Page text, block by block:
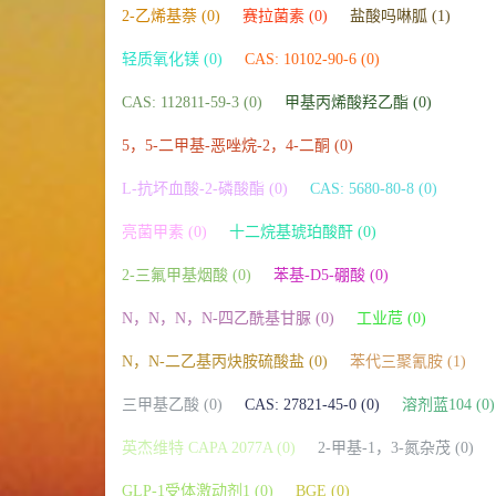
2-乙烯基萘 (0) 赛拉菌素 (0) 盐酸吗啉胍 (1)
轻质氧化镁 (0) CAS: 10102-90-6 (0)
CAS: 112811-59-3 (0) 甲基丙烯酸羟乙酯 (0)
5，5-二甲基-恶唑烷-2，4-二酮 (0)
L-抗坏血酸-2-磷酸酯 (0) CAS: 5680-80-8 (0)
亮菌甲素 (0) 十二烷基琥珀酸酐 (0)
2-三氟甲基烟酸 (0) 苯基-D5-硼酸 (0)
N，N，N，N-四乙酰基甘脲 (0) 工业苊 (0)
N，N-二乙基丙炔胺硫酸盐 (0) 苯代三聚氰胺 (1)
三甲基乙酸 (0) CAS: 27821-45-0 (0) 溶剂蓝104 (0)
英杰维特 CAPA 2077A (0) 2-甲基-1，3-氮杂茂 (0)
GLP-1受体激动剂1 (0) BGE (0)